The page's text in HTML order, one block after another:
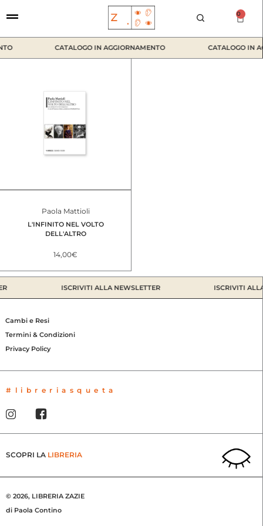
0
CATALOGO IN AGGIORNAMENTO CATALOGO IN
Paola Mattioli
L'INFINITO NEL VOLTO
DELL'ALTRO
14,00€
ISCRIVITI ALLA NEWSLETTER ISCRIVITI
Cambi e Resi
Termini & Condizioni
Privacy Policy
#libreriasqueta
SCOPRI LA LIBRERIA
© 2026, LIBRERIA ZAZIE
di Paola Contino